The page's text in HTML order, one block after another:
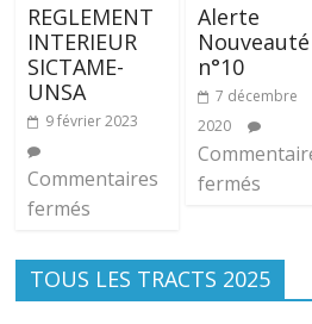
REGLEMENT
INTERIEUR
SICTAME-
UNSA
9 février 2023
Commentaires
fermés
Alerte
Nouveauté
n°10
7 décembre
2020
fermés
TOUS LES TRACTS 2025